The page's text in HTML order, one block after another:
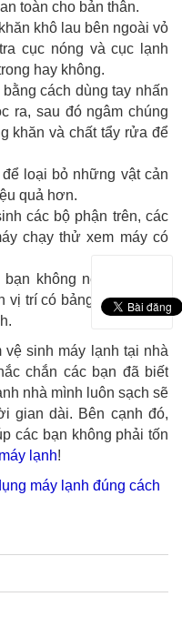
toàn cho bản thân.
khô lau bên ngoài vỏ
cục nóng và cục lạnh
hay không.
cách dùng tay nhấn
ra, sau đó ngâm chúng
khăn và chất tẩy rửa để
loại bỏ những vật cản
quả hơn.
các bộ phận trên, các
chạy thử xem máy có
không nên sử dụng
vị trí có bảng mạch vì có
sinh máy lạnh tại nhà
chắn các bạn đã biết
nhà mình luôn sạch sẽ
gian dài. Bên cạnh đó,
các bạn không phải tốn
lạnh!
máy lạnh đúng cách